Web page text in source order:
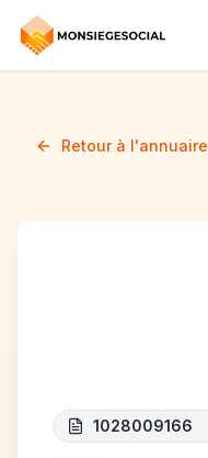
Retour à l'annuaire
1028009166